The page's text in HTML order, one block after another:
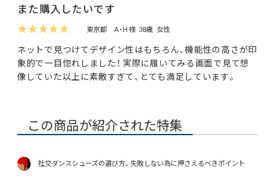
また購入したいです
★★★★★
東京都 A・H 様 38歳 女性
ネットで見つけてデザイン性はもちろん、機能性の高さが印
象的で一目惚れしました！ 実際に履いてみる画面で見て想
像していた以上に素敵すぎて、とても満足しています。
この商品が紹介された特集
社交ダンスシューズの選び方。失敗しない為に押さえるべきポイント